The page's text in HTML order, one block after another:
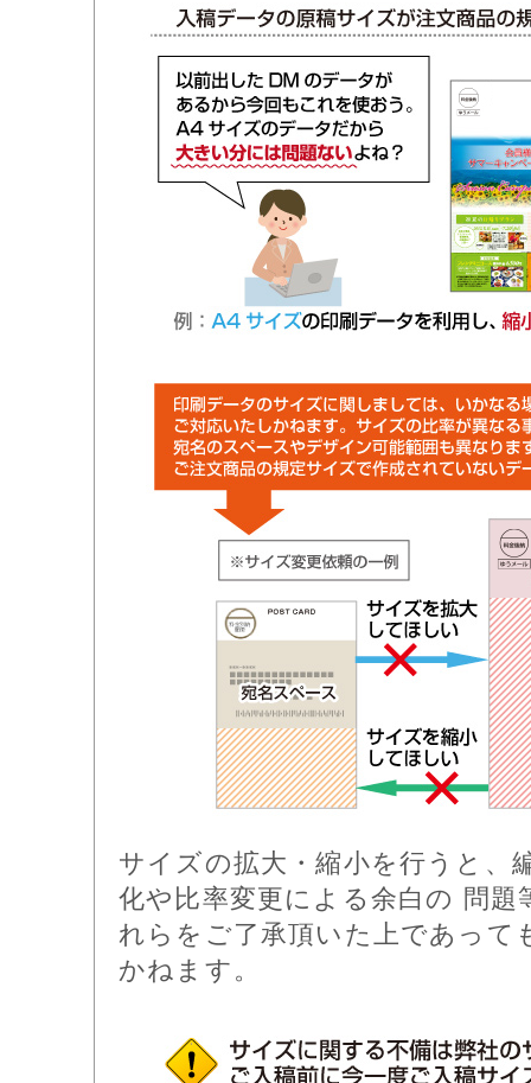
サイズの拡大・縮小を行うと、
化や比率変更による余白の 問題
れらをご了承頂いた上であって
かねます。